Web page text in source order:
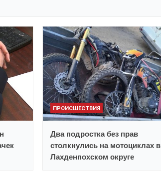
ПРОИСШЕСТВИЯ
Два подростка без прав
столкнулись на мотоциклах в
Лахденпохском округе